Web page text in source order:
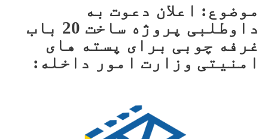
موضوع: اعلان دعوت به
داوطلبی پروژه ساخت 20 باب
غرفه چوبی برای پسته های
امنیتی وزارت امور داخله: